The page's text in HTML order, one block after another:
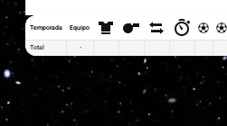
Temporada Equipo
Total -